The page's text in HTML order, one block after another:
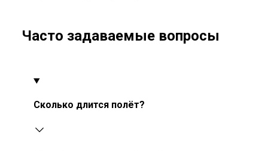
Часто задаваемые вопросы
Сколько длится полёт?